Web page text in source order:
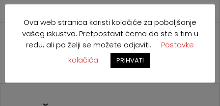
Ostali projekti
Arhiva projekata
Ova web stranica koristi kolačiće za poboljšanje
vašeg iskustva. Pretpostavit ćemo da ste s tim u
redu, ali po želji se možete odjaviti.
Postavke
kolačića
PRIHVATI